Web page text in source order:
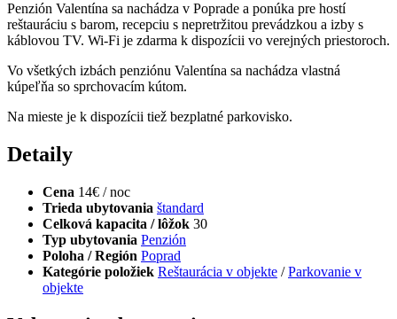
Penzión Valentína sa nachádza v Poprade a ponúka pre hostí
reštauráciu s barom, recepciu s nepretržitou prevádzkou a izby s
káblovou TV. Wi-Fi je zdarma k dispozícii vo verejných priestoroch.
Vo všetkých izbách penziónu Valentína sa nachádza vlastná
kúpeľňa so sprchovacím kútom.
Na mieste je k dispozícii tiež bezplatné parkovisko.
Detaily
Cena 14€ / noc
Trieda ubytovania štandard
Celková kapacita / lôžok 30
Typ ubytovania Penzión
Poloha / Región Poprad
Kategórie položiek Reštaurácia v objekte /Parkovanie v
objekte